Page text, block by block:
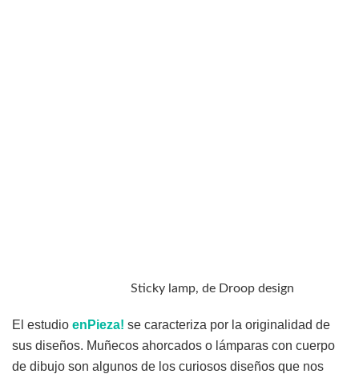
Sticky lamp, de Droop design
El estudio enPieza! se caracteriza por la originalidad de
sus diseños. Muñecos ahorcados o lámparas con cuerpo
de dibujo son algunos de los curiosos diseños que nos